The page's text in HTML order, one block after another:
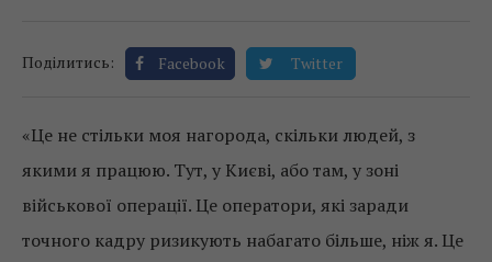
Поділитись: Facebook Twitter
«Це не стільки моя нагорода, скільки людей, з
якими я працюю. Тут, у Києві, або там, у зоні
військової операції. Це оператори, які заради
точного кадру ризикують набагато більше, ніж я. Це